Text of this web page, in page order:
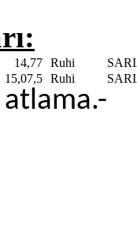
14,77 Ruhi
15,07,5 Ruhi